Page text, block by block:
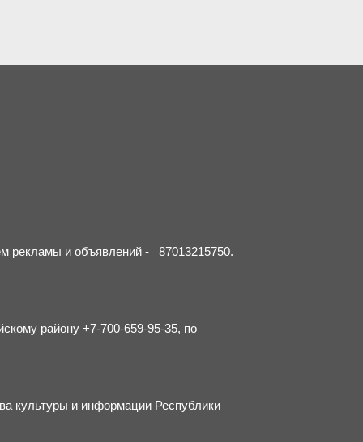
рекламы и объявлений - 87013215750.
району +7-700-659-95-35, по
культуры и информации Республики